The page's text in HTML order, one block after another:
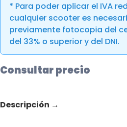
* Para poder aplicar el IVA
cualquier scooter es
previamente fotocopia del
del 33% o superior y del DNI.
Consultar precio
Descripción →